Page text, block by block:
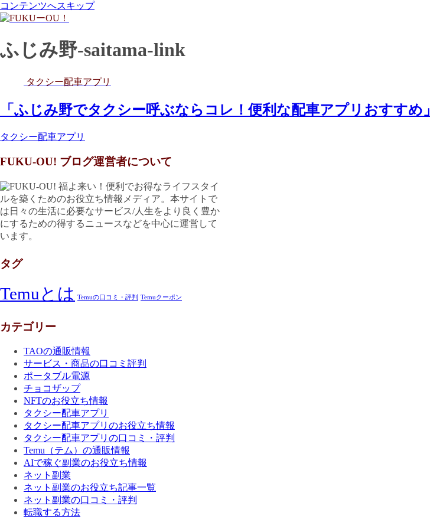
コンテンツへスキップ
ふじみ野-saitama-link
タクシー配車アプリ
「ふじみ野でタクシー呼ぶならコレ！便利な配車アプリおすすめ」
タクシー配車アプリ
FUKU-OU! ブログ運営者について
福よ来い！便利でお得なライフスタイ
ルを築くためのお役立ち情報メディア。本サイトで
は日々の生活に必要なサービス/人生をより良く豊か
にするための得するニュースなどを中心に運営して
います。
タグ
Temuとは Temuの口コミ・評判 Temuクーポン
カテゴリー
TAOの通販情報
サービス・商品の口コミ評判
ポータブル電源
チョコザップ
NFTのお役立ち情報
タクシー配車アプリ
タクシー配車アプリのお役立ち情報
タクシー配車アプリの口コミ・評判
Temu（テム）の通販情報
AIで稼ぐ副業のお役立ち情報
ネット副業
ネット副業のお役立ち記事一覧
ネット副業の口コミ・評判
転職する方法